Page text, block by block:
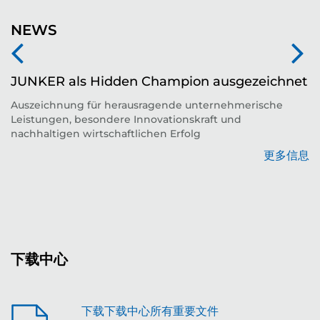
NEWS
JUNKER als Hidden Champion ausgezeichnet
Auszeichnung für herausragende unternehmerische
Leistungen, besondere Innovationskraft und
nachhaltigen wirtschaftlichen Erfolg
更多信息
下载中心
下载下载中心所有重要文件